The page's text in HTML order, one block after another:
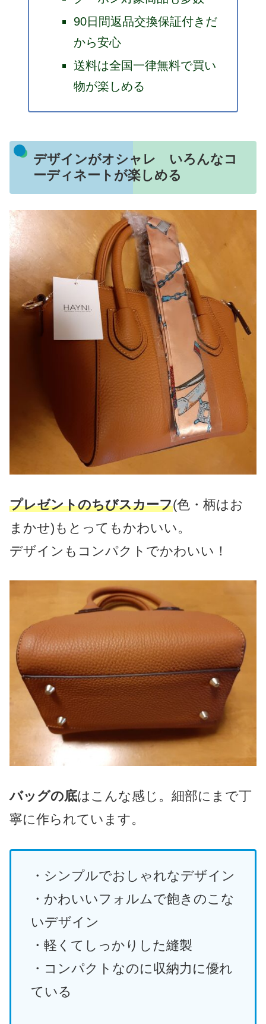
90日間返品交換保証付きだ
から安心
送料は全国一律無料で買い
物が楽しめる
デザインがオシャレ いろんなコ
ーディネートが楽しめる
プレゼントのちびスカーフ(色・柄はお
まかせ)もとってもかわいい。
デザインもコンパクトでかわいい！
バッグの底はこんな感じ。細部にまで丁
寧に作られています。
・シンプルでおしゃれなデザイン
・かわいいフォルムで飽きのこな
いデザイン
・軽くてしっかりした縫製
・コンパクトなのに収納力に優れ
ている